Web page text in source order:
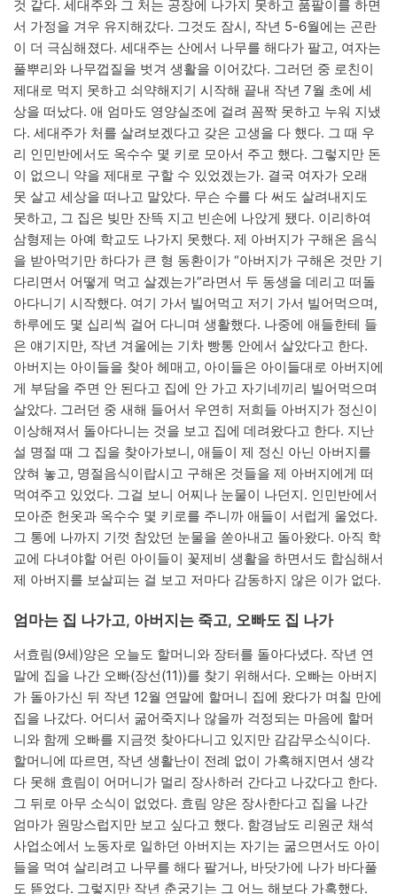
것 같다. 세대주와 그 처는 공장에 나가지 못하고 품팔이를 하면
서 가정을 겨우 유지해갔다. 그것도 잠시, 작년 5-6월에는 곤란
이 더 극심해졌다. 세대주는 산에서 나무를 해다가 팔고, 여자는
풀뿌리와 나무껍질을 벗겨 생활을 이어갔다. 그러던 중 로친이
제대로 먹지 못하고 쇠약해지기 시작해 끝내 작년 7월 초에 세
상을 떠났다. 애 엄마도 영양실조에 걸려 꼼짝 못하고 누워 지냈
다. 세대주가 처를 살려보겠다고 갖은 고생을 다 했다. 그 때 우
리 인민반에서도 옥수수 몇 키로 모아서 주고 했다. 그렇지만 돈
이 없으니 약을 제대로 구할 수 있었겠는가. 결국 여자가 오래
못 살고 세상을 떠나고 말았다. 무슨 수를 다 써도 살려내지도
못하고, 그 집은 빚만 잔뜩 지고 빈손에 나앉게 됐다. 이리하여
삼형제는 아예 학교도 나가지 못했다. 제 아버지가 구해온 음식
을 받아먹기만 하다가 큰 형 동환이가 “아버지가 구해온 것만 기
다리면서 어떻게 먹고 살겠는가”라면서 두 동생을 데리고 떠돌
아다니기 시작했다. 여기 가서 빌어먹고 저기 가서 빌어먹으며,
하루에도 몇 십리씩 걸어 다니며 생활했다. 나중에 애들한테 들
은 얘기지만, 작년 겨울에는 기차 빵통 안에서 살았다고 한다.
아버지는 아이들을 찾아 헤매고, 아이들은 아이들대로 아버지에
게 부담을 주면 안 된다고 집에 안 가고 자기네끼리 빌어먹으며
살았다. 그러던 중 새해 들어서 우연히 저희들 아버지가 정신이
이상해져서 돌아다니는 것을 보고 집에 데려왔다고 한다. 지난
설 명절 때 그 집을 찾아가보니, 애들이 제 정신 아닌 아버지를
앉혀 놓고, 명절음식이랍시고 구해온 것들을 제 아버지에게 떠
먹여주고 있었다. 그걸 보니 어찌나 눈물이 나던지. 인민반에서
모아준 헌옷과 옥수수 몇 키로를 주니까 애들이 서럽게 울었다.
그 통에 나까지 기껏 참았던 눈물을 쏟아내고 돌아왔다. 아직 학
교에 다녀야할 어린 아이들이 꽃제비 생활을 하면서도 합심해서
제 아버지를 보살피는 걸 보고 저마다 감동하지 않은 이가 없다.
엄마는 집 나가고, 아버지는 죽고, 오빠도 집 나가
서효림(9세)양은 오늘도 할머니와 장터를 돌아다녔다. 작년 연
말에 집을 나간 오빠(장선(11))를 찾기 위해서다. 오빠는 아버지
가 돌아가신 뒤 작년 12월 연말에 할머니 집에 왔다가 며칠 만에
집을 나갔다. 어디서 굶어죽지나 않을까 걱정되는 마음에 할머
니와 함께 오빠를 지금껏 찾아다니고 있지만 감감무소식이다.
할머니에 따르면, 작년 생활난이 전례 없이 가혹해지면서 생각
다 못해 효림이 어머니가 멀리 장사하러 간다고 나갔다고 한다.
그 뒤로 아무 소식이 없었다. 효림 양은 장사한다고 집을 나간
엄마가 원망스럽지만 보고 싶다고 했다. 함경남도 리원군 채석
사업소에서 노동자로 일하던 아버지는 자기는 굶으면서도 아이
들을 먹여 살리려고 나무를 해다 팔거나, 바닷가에 나가 바다풀
도 뜯었다. 그렇지만 작년 춘궁기는 그 어느 해보다 가혹했다.